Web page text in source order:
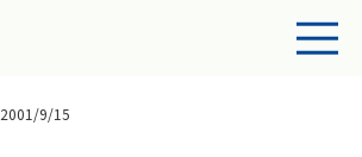
2001/9/15